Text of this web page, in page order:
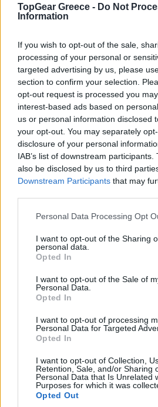
TopGear Greece - Do Not
Information
If you wish to opt-out of the sale,
processing of your personal or
targeted advertising by us, please
section to confirm your selection.
opt-out request is processed you
interest-based ads based on
us or personal information disclosed
your opt-out. You may separately
disclosure of your personal
IAB’s list of downstream
also be disclosed by us to third
Downstream Participants that may
Please note that this website/app
not limited to your visit or usage
grant or deny consent to Google and
use your data for below specified
consent section.
Personal Data Processing Opt
I want to opt-out of the Sharing
personal data.
Opted In
I want to opt-out of the Sale of
Personal Data.
Opted In
I want to opt-out of processing
Personal Data for Targeted
Opted In
I want to opt-out of Collection,
Retention, Sale, and/or Sharing
Personal Data that Is Unrelated
Purposes for which it was
Opted Out
και πρακτική για τις ανάγκες
στόλου.
Διαβάστε Επίσης
Κίνα: Το
από την
πωλήσεων-
εκθρόνισε
Διαβάστε Επίσης
Skoda Epiq:
mini SUV
Διαβάστε Επίσης
Τι είναι τα
που
Tags
TESLA CYBERCAB